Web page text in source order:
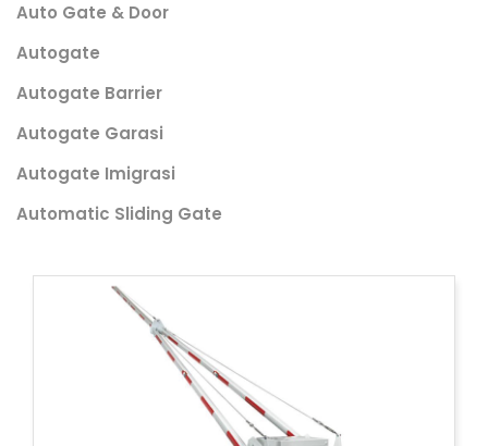
Auto Gate & Door
Autogate
Autogate Barrier
Autogate Garasi
Autogate Imigrasi
Automatic Sliding Gate